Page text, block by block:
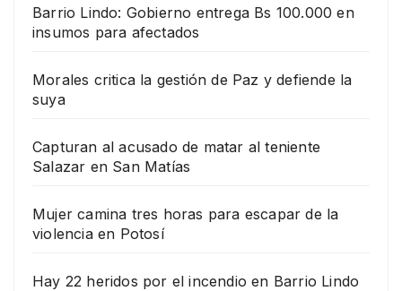
Barrio Lindo: Gobierno entrega Bs 100.000 en
insumos para afectados
Morales critica la gestión de Paz y defiende la
suya
Capturan al acusado de matar al teniente
Salazar en San Matías
Mujer camina tres horas para escapar de la
violencia en Potosí
Hay 22 heridos por el incendio en Barrio Lindo